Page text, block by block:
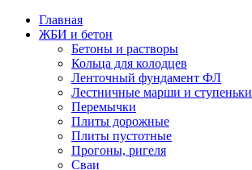
Главная
ЖБИ и бетон
Бетоны и растворы
Кольца для колодцев
Ленточный фундамент ФЛ
Лестничные марши и ступеньки
Перемычки
Плиты дорожные
Плиты пустотные
Прогоны, ригеля
Сваи